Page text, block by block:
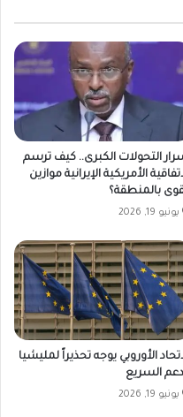
التحولات الكبرى.. كيف ترسم
الأمريكية الإيرانية موازين
بالمنطقة؟
يونيو 19, 2026
الأوروبي يوجه تحذيراً لمليشيا
السريع
يونيو 19, 2026